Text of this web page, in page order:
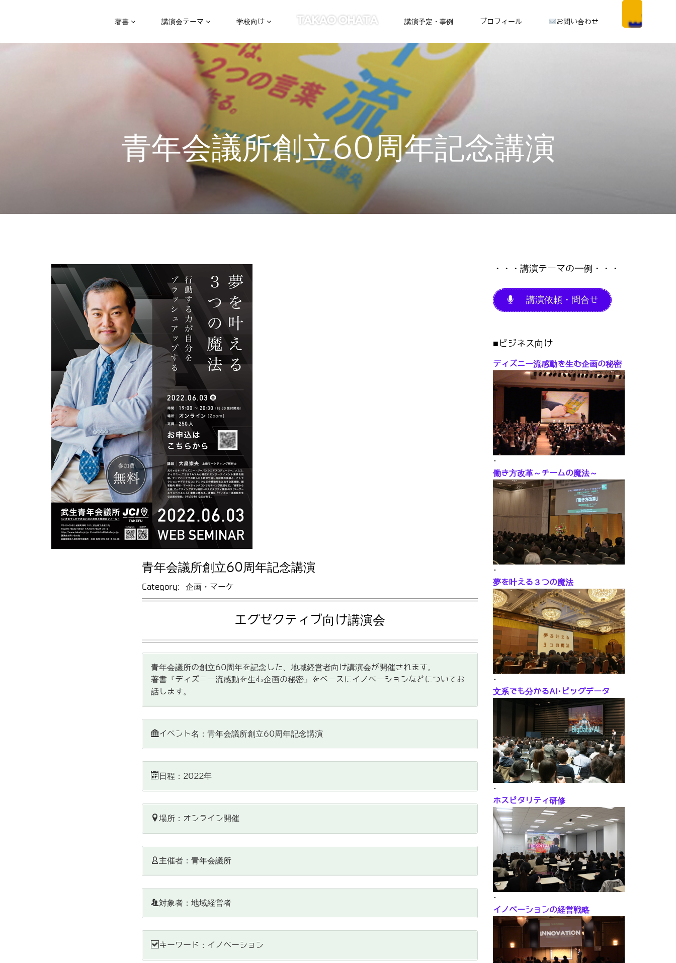
著書 講演会テーマ 学校向け 講演予定・事例 プロフィール お問い合わせ
青年会議所創立60周年記念講演
青年会議所創立60周年記念講演
Category: 企画・マーケ
エグゼクティブ向け講演会
青年会議所の創立60周年を記念した、地域経営者向け講演会が開催されます。
著書『ディズニー流感動を生む企画の秘密』をベースにイノベーションなどについてお
話します。
イベント名：青年会議所創立60周年記念講演
日程：2022年
場所：オンライン開催
主催者：青年会議所
対象者：地域経営者
キーワード：イノベーション
・・・講演テーマの一例・・・
講演依頼・問合せ
■ビジネス向け
ディズニー流感動を生む企画の秘密
･
働き方改革～チームの魔法～
･
夢を叶える３つの魔法
･
文系でも分かるAI･ビッグデータ
･
ホスピタリティ研修
･
イノベーションの経営戦略